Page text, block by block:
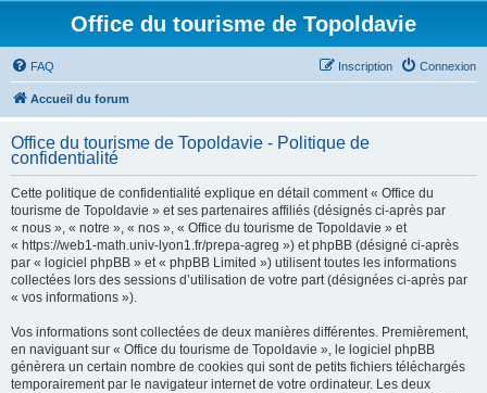
Office du tourisme de Topoldavie
FAQ Connexion
Inscription
Accueil du forum
Office du tourisme de Topoldavie - Politique de
confidentialité
Cette politique de confidentialité explique en détail comment « Office du
tourisme de Topoldavie » et ses partenaires affiliés (désignés ci-après par
« nous », « notre », « nos », « Office du tourisme de Topoldavie » et
« https://web1-math.univ-lyon1.fr/prepa-agreg ») et phpBB (désigné ci-après
par « logiciel phpBB » et « phpBB Limited ») utilisent toutes les informations
collectées lors des sessions d’utilisation de votre part (désignées ci-après par
« vos informations »).
Vos informations sont collectées de deux manières différentes. Premièrement,
en naviguant sur « Office du tourisme de Topoldavie », le logiciel phpBB
génèrera un certain nombre de cookies qui sont de petits fichiers téléchargés
temporairement par le navigateur internet de votre ordinateur. Les deux